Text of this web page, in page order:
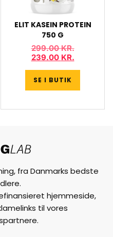
ELIT KASEIN PROTEIN
750 G
299.00KR.
239.00 KR.
SE I BUTIK
fra Danmarks bedste
hjemmeside,
til vores